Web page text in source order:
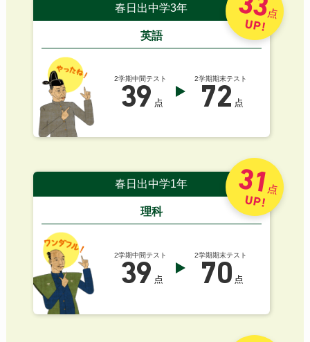
春日出中学3年
英語
2学期中間テスト
39 点
2学期期末テスト
72 点
点
UP!
春日出中学1年
理科
2学期中間テスト
39 点
2学期期末テスト
70 点
31点
UP!